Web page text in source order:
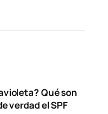
Qué son
verdad el SPF